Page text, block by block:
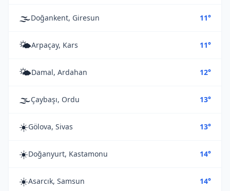
🌫️Doğankent, Giresun 11°
🌤️Arpaçay, Kars 11°
🌤️Damal, Ardahan 12°
🌫️Çaybaşı, Ordu 13°
☀️Gölova, Sivas 13°
☀️Doğanyurt, Kastamonu 14°
☀️Asarcık, Samsun 14°